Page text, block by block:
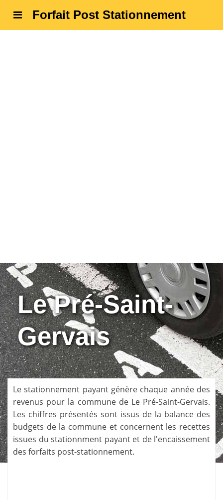
Forfait Post Stationnement
Le Pré-Saint-
Gervais
Le stationnement payant génère chaque année des
revenus pour la commune de Le Pré-Saint-Gervais.
Les chiffres présentés sont issus de la balance des
budgets de la commune et concernent les recettes
issues du stationnment payant et de l'encaissement
des forfaits post-stationnement.